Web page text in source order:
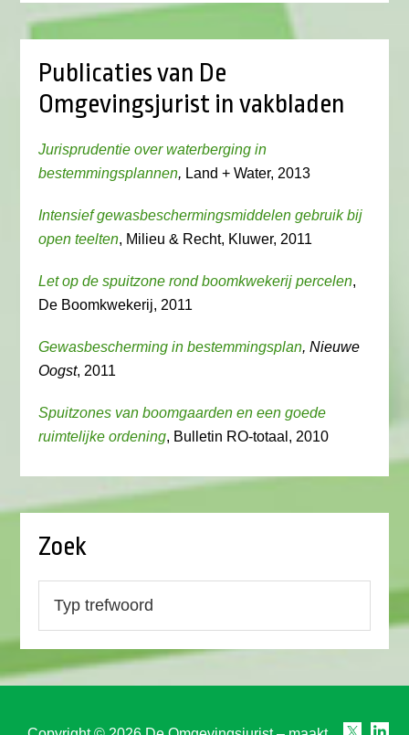
Publicaties van De
Omgevingsjurist in vakbladen
Jurisprudentie over waterberging in
bestemmingsplannen, Land + Water, 2013
Intensief gewasbeschermingsmiddelen gebruik bij
open teelten, Milieu & Recht, Kluwer, 2011
Let op de spuitzone rond boomkwekerij percelen,
De Boomkwekerij, 2011
Gewasbescherming in bestemmingsplan, Nieuwe
Oogst, 2011
Spuitzones van boomgaarden en een goede
ruimtelijke ordening, Bulletin RO-totaal, 2010
Zoek